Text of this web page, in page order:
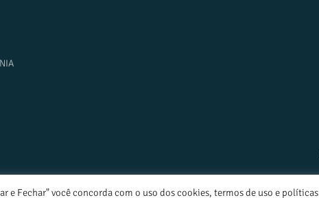
e Fechar" você concorda com o uso dos cookies, termos de uso e políticas